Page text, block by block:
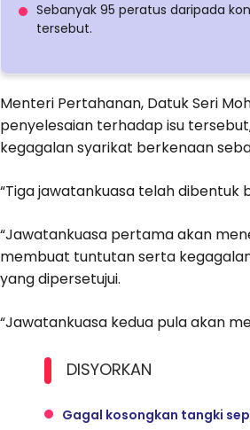
Sebanyak 95 peratus daripada
tersebut.
Menteri Pertahanan, Datuk Seri
penyelesaian terhadap isu
kegagalan syarikat berkenaan
“Tiga jawatankuasa telah
“Jawatankuasa pertama akan
membuat tuntutan serta
yang dipersetujui.
“Jawatankuasa kedua pula akan
DISYORKAN
Gagal kosongkan tangki